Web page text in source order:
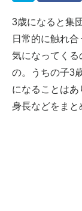
3歳になると集
日常的に触れ
気になってくる
の。うちの子3
になることは
身長などをまと